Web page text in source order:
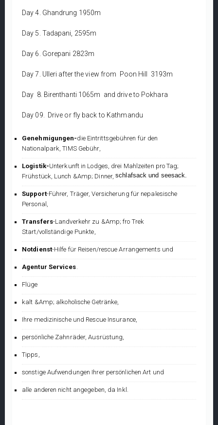
Day 4. Ghandrung 1950m
Day 5. Tadapani, 2595m
Day 6. Gorepani 2823m
Day 7. Ulleri after the view from Poon Hill 3193m
Day 8. Birenthanti 1065m and drive to Pokhara
Day 09. Drive or fly back to Kathmandu
Genehmigungen-die Eintrittsgebühren für den
Nationalpark, TIMS Gebühr,
Logistik-Unterkunft in Lodges, drei Mahlzeiten pro Tag;
Frühstück, Lunch &Amp; Dinner,schlafsack und seesack.
Support-Führer, Träger, Versicherung für nepalesische
Personal,
Transfers-Landverkehr zu &Amp; fro Trek
Start/vollständige Punkte,
Notdienst-Hilfe für Reisen/rescue Arrangements und
Agentur Services
Flüge
kalt &Amp; alkoholische Getränke,
Ihre medizinische und Rescue Insurance,
persönliche Zahnräder, Ausrüstung,
Tipps,
sonstige Aufwendungen Ihrer persönlichen Art und
alle anderen nicht angegeben, da Inkl.